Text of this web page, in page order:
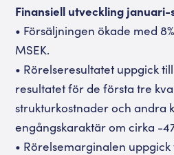
Finansiell utveckling
• Försäljningen ökade med
MSEK.
• Rörelseresultatet uppgick
resultatet för de första tre
strukturkostnader och andra
engångskaraktär om cirka -
• Rörelsemarginalen uppgick